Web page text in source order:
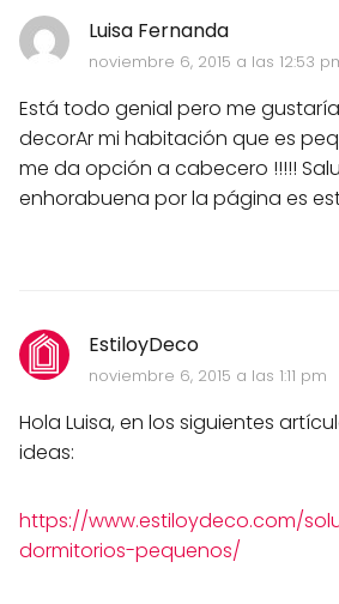
Luisa Fernanda
noviembre 6, 2015 a las 12:53
Está todo genial pero me
decorAr mi habitación que es
me da opción a cabecero !!!!!
enhorabuena por la página es
EstiloyDeco
noviembre 6, 2015 a las 1:11 pm
Hola Luisa, en los siguientes
ideas:
https://www.estiloydeco.com/
dormitorios-pequenos/